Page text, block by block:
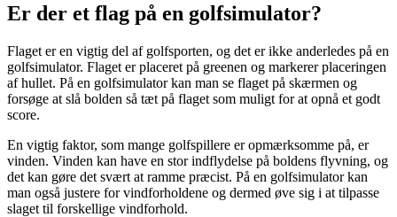
Er der et flag på en golfsimulator?
Flaget er en vigtig del af golfsporten, og det er ikke anderledes på en
golfsimulator. Flaget er placeret på greenen og markerer placeringen
af hullet. På en golfsimulator kan man se flaget på skærmen og
forsøge at slå bolden så tæt på flaget som muligt for at opnå et godt
score.
En vigtig faktor, som mange golfspillere er opmærksomme på, er
vinden. Vinden kan have en stor indflydelse på boldens flyvning, og
det kan gøre det svært at ramme præcist. På en golfsimulator kan
man også justere for vindforholdene og dermed øve sig i at tilpasse
slaget til forskellige vindforhold.